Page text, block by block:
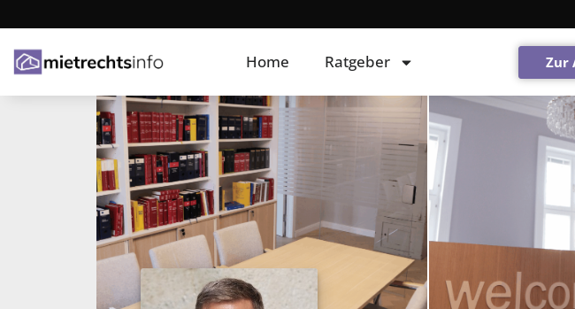
Home Ratgeber Zur